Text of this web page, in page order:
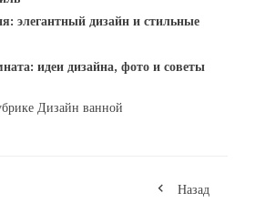
элегантный дизайн и стильные
идеи дизайна, фото и советы
Дизайн ванной
Назад